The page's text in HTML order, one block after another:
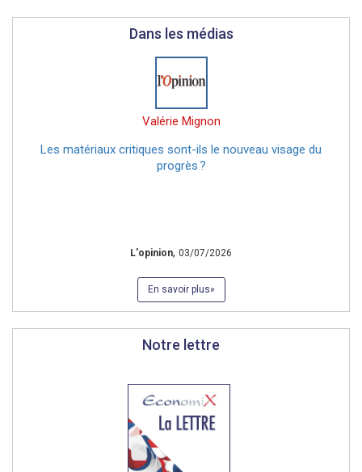
Dans les médias
Valérie Mignon
Les matériaux critiques sont-ils le nouveau visage du
progrès ?
L'opinion, 03/07/2026
En savoir plus
Notre lettre